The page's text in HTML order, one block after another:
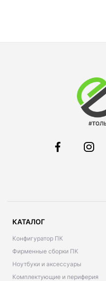
КАТАЛОГ
Конфигуратор ПК
Фирменные сборки ПК
Ноутбуки и аксессуары
Комплектующие и периферия